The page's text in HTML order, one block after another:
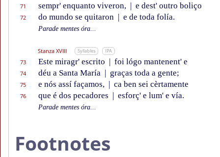
71 sempr' enquanto viveron, | e dest' outro boliço
72 do mundo se quitaron | e de toda folía.
Parade mentes óra...
Stanza XVIII Syllables IPA
73 Este miragr' escrito | foi lógo mantenent' e
74 déu a Santa María | graças toda a gente;
75 e nós assí façamos, | ca ben sei cèrtamente
76 que é dos pecadores | esforç' e lum' e vía.
Parade mentes óra...
Footnotes